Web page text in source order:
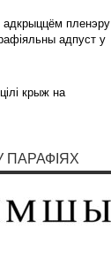
пленэру
адпуст у
крыж на
ПАРАФІЯХ